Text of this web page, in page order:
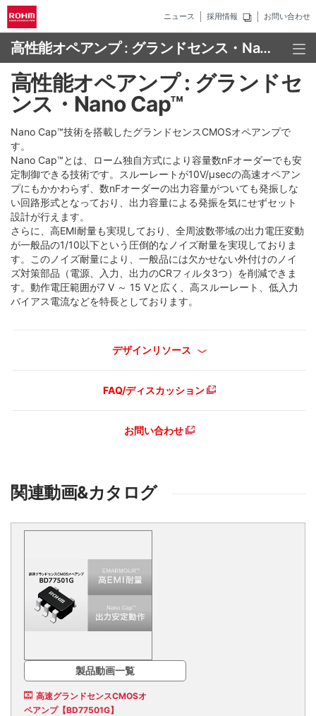
ニュース 採用情報 お問い合わせ
高性能オペアンプ : グランドセンス・Nano Cap™
高性能オペアンプ : グランドセ
ンス・Nano Cap™
Nano Cap™技術を搭載したグランドセンスCMOSオペアンプで
す。
Nano Cap™とは、ローム独自方式により容量数nFオーダーでも安
定制御できる技術です。スルーレートが10V/μsecの高速オペアン
プにもかかわらず、数nFオーダーの出力容量がついても発振しな
い回路形式となっており、出力容量による発振を気にせずセット
設計が行えます。
さらに、高EMI耐量も実現しており、全周波数帯域の出力電圧変動
が一般品の1/10以下という圧倒的なノイズ耐量を実現しておりま
す。このノイズ耐量により、一般品には欠かせない外付けのノイ
ズ対策部品（電源、入力、出力のCRフィルタ3つ）を削減できま
す。動作電圧範囲が7 V ～ 15 Vと広く、高スルーレート、低入力
バイアス電流などを特長としております。
デザインリソース
FAQ/ディスカッション
お問い合わせ
関連動画&カタログ
製品動画一覧
高速グランドセンスCMOSオ
ペアンプ【BD77501G】